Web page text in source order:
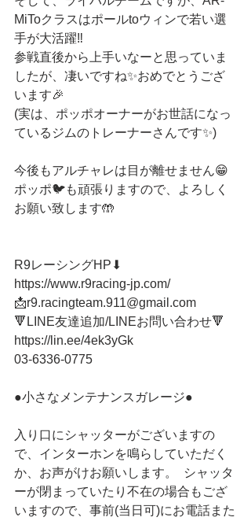
MiToクラスはポールtoウィンで若い選
手が大活躍‼️
参戦直後から上手いなーと思っていま
したが、凄いですね✨おめでとうござ
います🎉
(実は、ポッポオーナーがお世話になっ
ているジムのトレーナーさんです✨)
今後もアルチャレは目が離せません😁
ポッポ🐦も頑張りますので、よろしく
お願い致します🤲
R9レーシングHP⬇︎
https://www.r9racing-jp.com/
📩r9.racingteam.911@gmail.com
🔻LINE友達追加/LINEお問い合わせ🔻
https://lin.ee/4ek3yGk
03-6336-0775
●小さなメンテナンスガレージ●
入り口にシャッターがございますの
で、インターホンを鳴らしていただく
か、お声がけお願いします。  シャッタ
ーが閉まっていたり不在の場合もござ
いますので、事前(当日可)にお電話また